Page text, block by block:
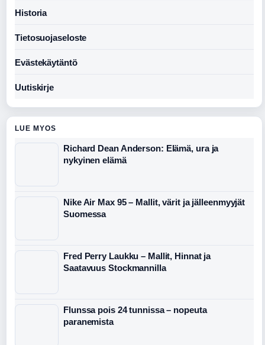
Historia
Tietosuojaseloste
Evästekäytäntö
Uutiskirje
LUE MYOS
Richard Dean Anderson: Elämä, ura ja
nykyinen elämä
Nike Air Max 95 – Mallit, värit ja jälleenmyyjät
Suomessa
Fred Perry Laukku – Mallit, Hinnat ja
Saatavuus Stockmannilla
Flunssa pois 24 tunnissa – nopeuta
paranemista